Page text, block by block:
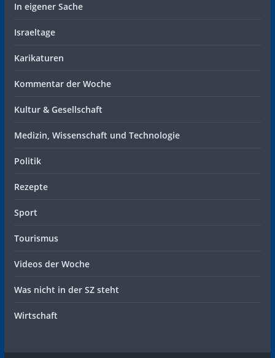
In eigener Sache
Israeltage
Karikaturen
Kommentar der Woche
Kultur & Gesellschaft
Medizin, Wissenschaft und Technologie
Politik
Rezepte
Sport
Tourismus
Videos der Woche
Was nicht in der SZ steht
Wirtschaft